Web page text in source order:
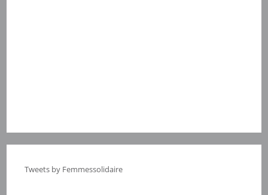
Tweets by Femmessolidaire